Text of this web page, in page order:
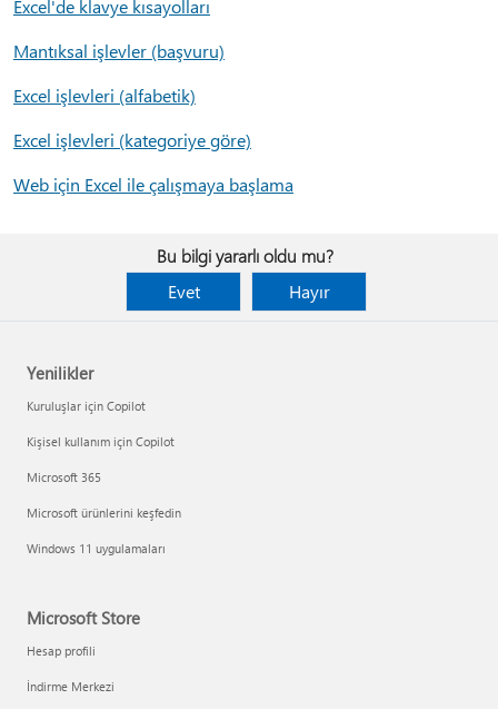
Excel'de klavye kısayolları
Mantıksal işlevler (başvuru)
Excel işlevleri (alfabetik)
Excel işlevleri (kategoriye göre)
Web için Excel ile çalışmaya başlama
Bu bilgi yararlı oldu mu?
Evet
Hayır
Yenilikler
Kuruluşlar için Copilot
Kişisel kullanım için Copilot
Microsoft 365
Microsoft ürünlerini keşfedin
Windows 11 uygulamaları
Microsoft Store
Hesap profili
İndirme Merkezi